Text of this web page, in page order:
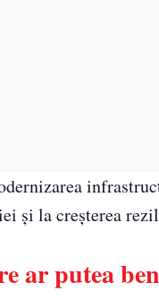
și la creșterea
ar putea